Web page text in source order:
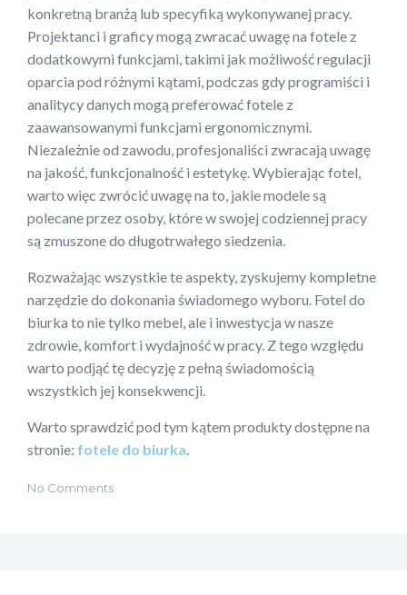
konkretną branżą lub specyfiką wykonywanej pracy.
Projektanci i graficy mogą zwracać uwagę na fotele z
dodatkowymi funkcjami, takimi jak możliwość regulacji
oparcia pod różnymi kątami, podczas gdy programiści i
analitycy danych mogą preferować fotele z
zaawansowanymi funkcjami ergonomicznymi.
Niezależnie od zawodu, profesjonaliści zwracają uwagę
na jakość, funkcjonalność i estetykę. Wybierając fotel,
warto więc zwrócić uwagę na to, jakie modele są
polecane przez osoby, które w swojej codziennej pracy
są zmuszone do długotrwałego siedzenia.
Rozważając wszystkie te aspekty, zyskujemy kompletne
narzędzie do dokonania świadomego wyboru. Fotel do
biurka to nie tylko mebel, ale i inwestycja w nasze
zdrowie, komfort i wydajność w pracy. Z tego względu
warto podjąć tę decyzję z pełną świadomością
wszystkich jej konsekwencji.
Warto sprawdzić pod tym kątem produkty dostępne na
stronie: fotele do biurka
No Comments